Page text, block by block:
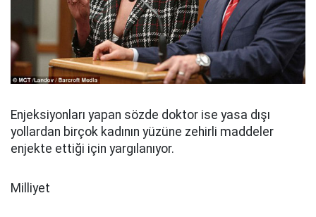
Enjeksiyonları yapan sözde doktor ise yasa dışı
yollardan birçok kadının yüzüne zehirli maddeler
enjekte ettiği için yargılanıyor.
Milliyet